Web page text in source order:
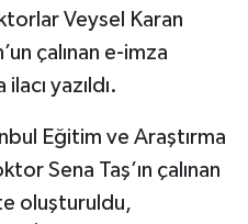
Veysel Karan
çalınan e-imza
yazıldı.
Eğitim ve Araştırma
Sena Taş’ın çalınan
oluşturuldu,